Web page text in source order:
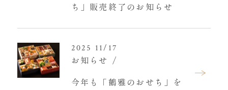
ち」販売終了のお知らせ
2025 11/17
お知らせ
今年も「鶴雅のおせち」を